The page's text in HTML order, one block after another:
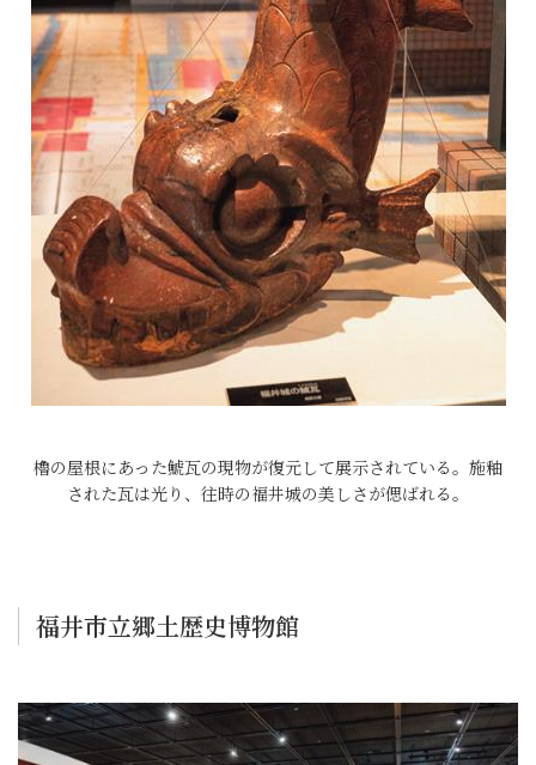
櫓の屋根にあった鯱瓦の現物が復元して展示されている。施釉
された瓦は光り、往時の福井城の美しさが偲ばれる。
福井市立郷土歴史博物館